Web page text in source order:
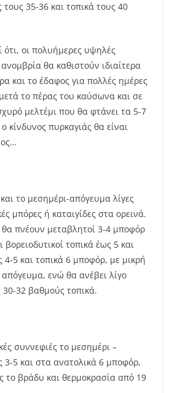
τους 35-36 και τοπικά τους 40
ότι, οι πολυήμερες υψηλές
θα καθιστούν ιδιαίτερα
και το έδαφος για πολλές ημέρες
το πέρας του καύσωνα και σε
μελτέμι που θα φτάνει τα 5-7
κίνδυνος πυρκαγιάς θα είναι
το μεσημέρι-απόγευμα λίγες
μπόρες ή καταιγίδες στα ορεινά.
θα πνέουν μεταβλητοί 3-4 μποφόρ
τοπικά έως 5 και
4-5 και τοπικά 6 μποφόρ, με μικρή
ενώ θα ανέβει λίγο
32 βαθμούς τοπικά.
συννεφιές το μεσημέρι –
3-5 και στα ανατολικά 6 μποφόρ,
το βράδυ και θερμοκρασία από 19